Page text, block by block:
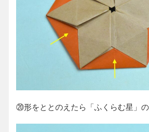
⑳形をととのえたら「ふくらむ星」の